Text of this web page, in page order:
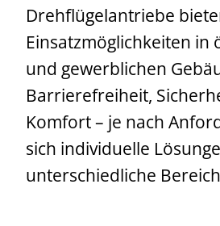
Drehflügelantriebe
Einsatzmöglichkeiten in
und gewerblichen
Barrierefreiheit,
Komfort – je nach
sich individuelle
unterschiedliche